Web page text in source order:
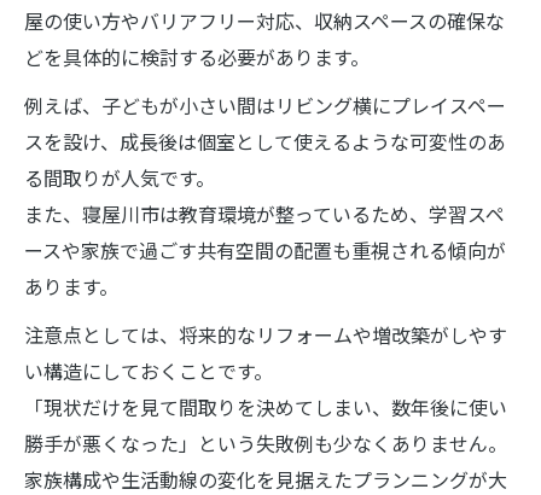
屋の使い方やバリアフリー対応、収納スペースの確保な
どを具体的に検討する必要があります。
例えば、子どもが小さい間はリビング横にプレイスペー
スを設け、成長後は個室として使えるような可変性のあ
る間取りが人気です。
また、寝屋川市は教育環境が整っているため、学習スペ
ースや家族で過ごす共有空間の配置も重視される傾向が
あります。
注意点としては、将来的なリフォームや増改築がしやす
い構造にしておくことです。
「現状だけを見て間取りを決めてしまい、数年後に使い
勝手が悪くなった」という失敗例も少なくありません。
家族構成や生活動線の変化を見据えたプランニングが大